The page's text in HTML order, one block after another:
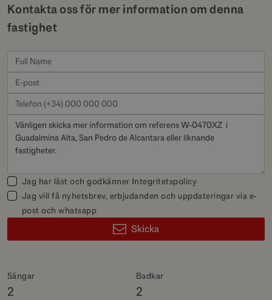
Kontakta oss för mer information om denna
fastighet
Sängar
2
Badkar
2
Jag har läst och godkänner Integritetspolicy
Jag vill få nyhetsbrev, erbjudanden och uppdateringar via e-
post och whatsapp
Skicka